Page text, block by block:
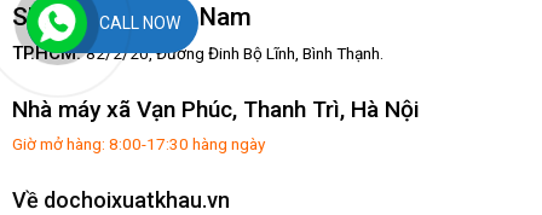
Showroom Miền Nam
TP.HCM:82/2/20, Đường Đinh Bộ Lĩnh, Bình Thạnh.
Nhà máy xã Vạn Phúc, Thanh Trì, Hà Nội
Giờ mở hàng: 8:00-17:30 hàng ngày
Về dochoixuatkhau.vn
CALL NOW